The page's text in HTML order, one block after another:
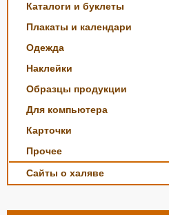
Каталоги и буклеты
Плакаты и календари
Одежда
Наклейки
Образцы продукции
Для компьютера
Карточки
Прочее
Сайты о халяве